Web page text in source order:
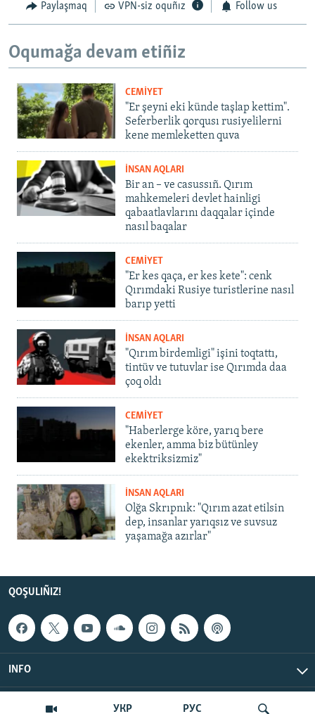
УКР РУС
Paylaşmaq VPN-siz oquñız Follow us
Oqumağa devam etiñiz
CEMİYET
"Er şeyni eki künde taşlap kettim".
Seferberlik qorqusı rusiyelilerni
kene memleketten quva
İNSAN AQLARI
Bir an – ve casussıñ. Qırım
mahkemeleri devlet hainligi
qabaatlavlarını daqqalar içinde
nasıl baqalar
CEMİYET
"Er kes qaça, er kes kete": cenk
Qırımdaki Rusiye turistlerine nasıl
barıp yetti
İNSAN AQLARI
"Qırım birdemligi" işini toqtattı,
tintüv ve tutuvlar ise Qırımda daa
çoq oldı
CEMİYET
"Haberlerge köre, yarıq bere
ekenler, amma biz bütünley
ekektriksizmiz"
İNSAN AQLARI
Olğa Skrıpnık: "Qırım azat etilsin
dep, insanlar yarıqsız ve suvsuz
yaşamağa azırlar"
QOŞULIÑIZ!
INFO
© Qırım.Aqiqat, 2026 | All Rights Reserved.